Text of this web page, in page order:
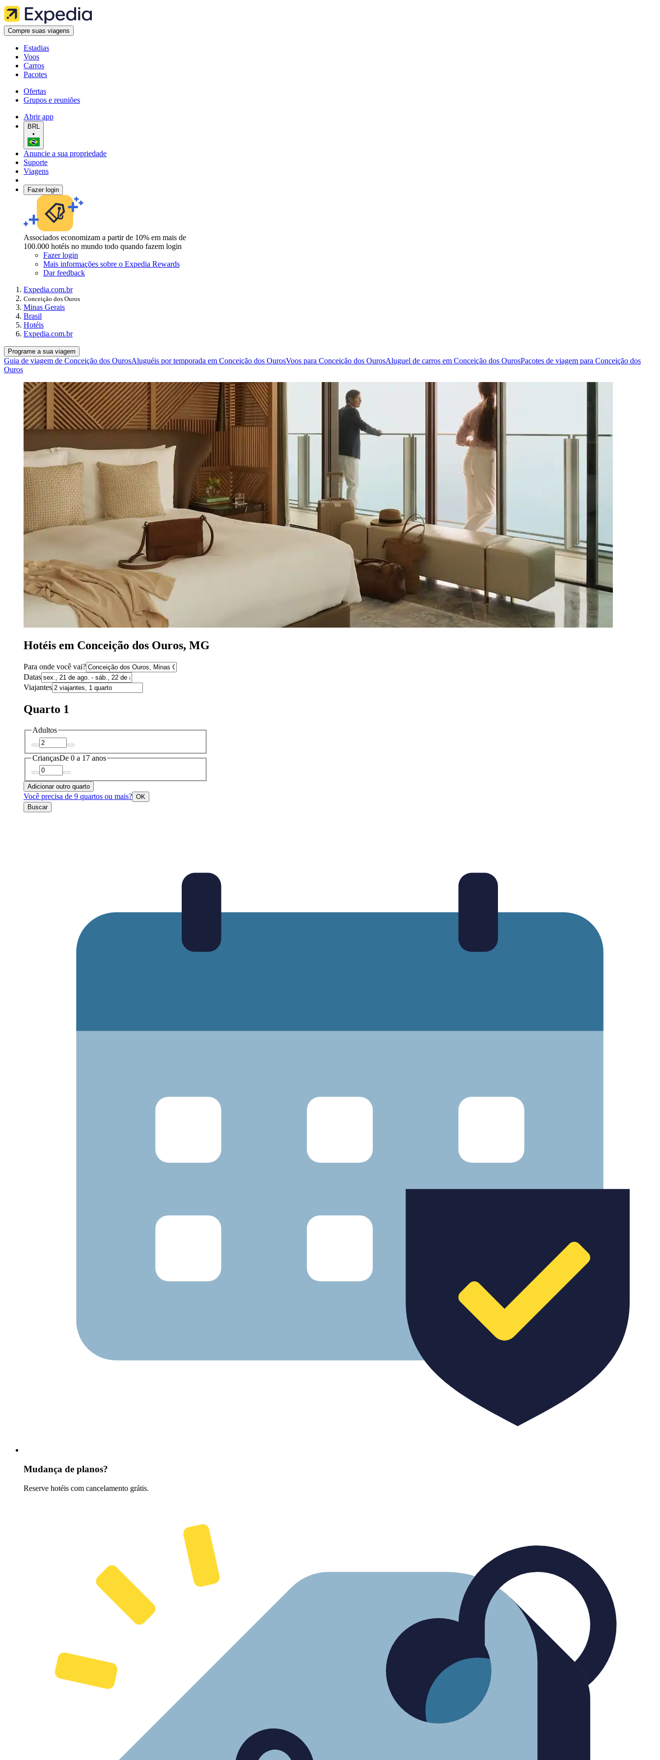
Compre suas viagens
Estadias
Voos
Carros
Pacotes
Ofertas
Grupos e reuniões
Abrir app
BRL
•
Anuncie a sua propriedade
Suporte
Viagens
Fazer login
Associados economizam a partir de 10% em mais de
100.000 hotéis no mundo todo quando fazem login
Fazer login
Mais informações sobre o Expedia Rewards
Dar feedback
Expedia.com.br
Conceição dos Ouros
Minas Gerais
Brasil
Hotéis
Expedia.com.br
Programe a sua viagem
Guia de viagem de Conceição dos OurosAluguéis por temporada em Conceição dos OurosVoos para Conceição dos OurosAluguel de carros em Conceição dos OurosPacotes de viagem para Conceição dos
Ouros
Hotéis em Conceição dos Ouros, MG
Para onde você vai?
Datas
Viajantes
Quarto 1
Adultos
CriançasDe 0 a 17 anos
Adicionar outro quarto
Você precisa de 9 quartos ou mais? OK
Buscar
Mudança de planos?
Reserve hotéis com cancelamento grátis.